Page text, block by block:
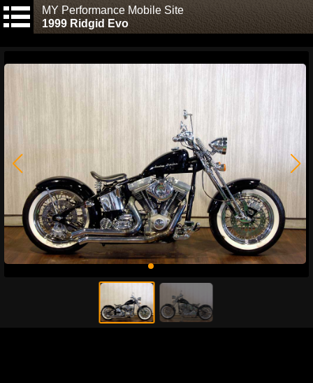
MY Performance Mobile Site
1999 Ridgid Evo